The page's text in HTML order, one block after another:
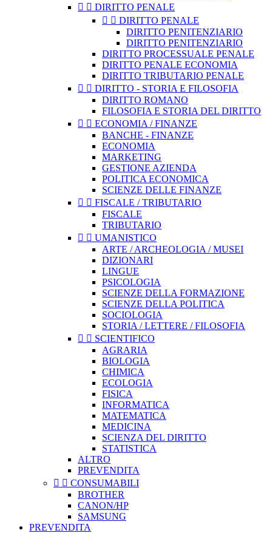
  DIRITTO PENALE
  DIRITTO PENALE
DIRITTO PENITENZIARIO
DIRITTO PENITENZIARIO
DIRITTO PROCESSUALE PENALE
DIRITTO PENALE ECONOMIA
DIRITTO TRIBUTARIO PENALE
  DIRITTO - STORIA E FILOSOFIA
DIRITTO ROMANO
FILOSOFIA E STORIA DEL DIRITTO
  ECONOMIA / FINANZE
BANCHE - FINANZE
ECONOMIA
MARKETING
GESTIONE AZIENDA
POLITICA ECONOMICA
SCIENZE DELLE FINANZE
  FISCALE / TRIBUTARIO
FISCALE
TRIBUTARIO
  UMANISTICO
ARTE / ARCHEOLOGIA / MUSEI
DIZIONARI
LINGUE
PSICOLOGIA
SCIENZE DELLA FORMAZIONE
SCIENZE DELLA POLITICA
SOCIOLOGIA
STORIA / LETTERE / FILOSOFIA
  SCIENTIFICO
AGRARIA
BIOLOGIA
CHIMICA
ECOLOGIA
FISICA
INFORMATICA
MATEMATICA
MEDICINA
SCIENZA DEL DIRITTO
STATISTICA
ALTRO
PREVENDITA
  CONSUMABILI
BROTHER
CANON/HP
SAMSUNG
PREVENDITA